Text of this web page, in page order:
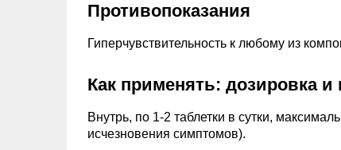
Противопоказания
Гиперчувствительность к любому из
Как применять: дозировка и
Внутрь, по 1-2 таблетки в сутки,
исчезновения симптомов).